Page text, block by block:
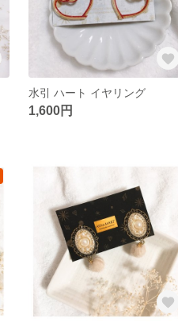
水引 ハート イヤリング
1,600円